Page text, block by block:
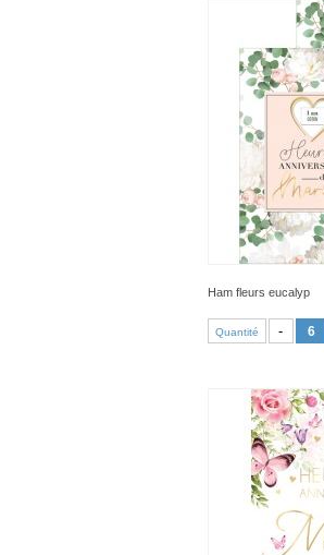
Ham fleurs eucalyp
Quantité -